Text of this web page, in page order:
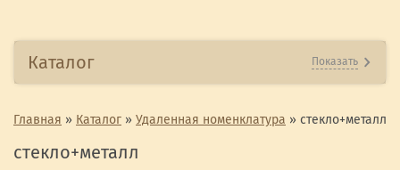
Каталог Показать
Главная » Каталог » Удаленная номенклатура » стекло+металл
стекло+металл